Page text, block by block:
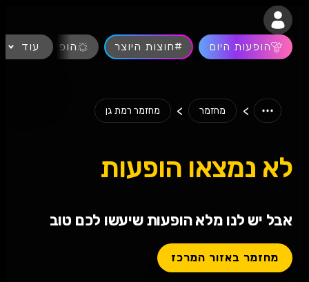
הופעות היום #חוצות היוצר הופעות חיות
עוד
> מחזמר > מחזמר רמת גן
לא נמצאו הופעות
אבל יש לנו מלא הופעות שיעשו לכם טוב
מחזמר באזור המרכז